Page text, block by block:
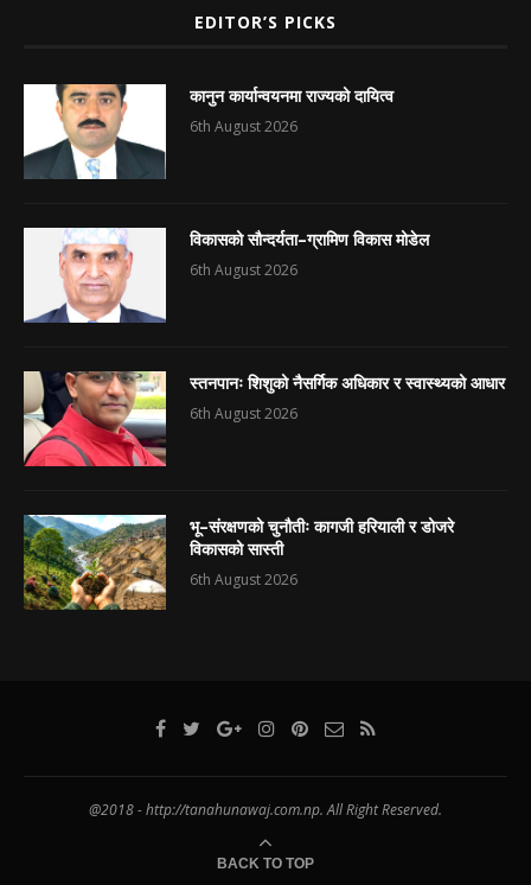
EDITOR’S PICKS
कानुन कार्यान्वयनमा राज्यको दायित्व
6th August 2026
विकासको सौन्दर्यता–ग्रामिण विकास मोडेल
6th August 2026
स्तनपानः शिशुको नैसर्गिक अधिकार र स्वास्थ्यको आधार
6th August 2026
भू–संरक्षणको चुनौतीः कागजी हरियाली र डोजरे
विकासको सास्ती
6th August 2026
@2018 - http://tanahunawaj.com.np. All Right Reserved.
BACK TO TOP